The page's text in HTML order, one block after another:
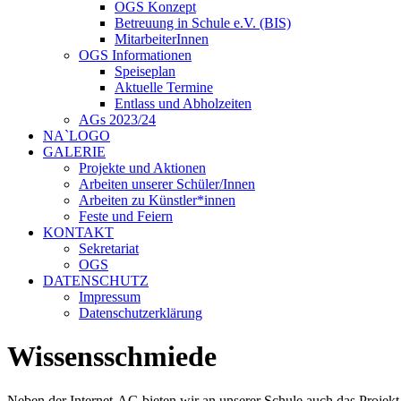
OGS Konzept
Betreuung in Schule e.V. (BIS)
MitarbeiterInnen
OGS Informationen
Speiseplan
Aktuelle Termine
Entlass und Abholzeiten
AGs 2023/24
NA`LOGO
GALERIE
Projekte und Aktionen
Arbeiten unserer Schüler/Innen
Arbeiten zu Künstler*innen
Feste und Feiern
KONTAKT
Sekretariat
OGS
DATENSCHUTZ
Impressum
Datenschutzerklärung
Wissensschmiede